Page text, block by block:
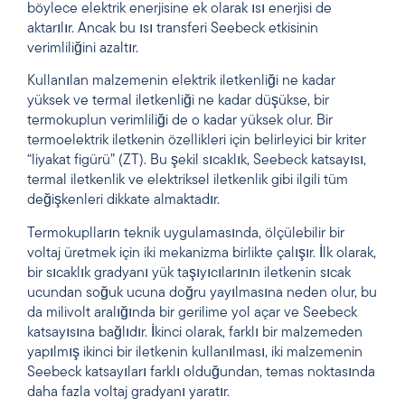
böylece elektrik enerjisine ek olarak ısı enerjisi de
aktarılır. Ancak bu ısı transferi Seebeck etkisinin
verimliliğini azaltır.
Kullanılan malzemenin elektrik iletkenliği ne kadar
yüksek ve termal iletkenliği ne kadar düşükse, bir
termokuplun verimliliği de o kadar yüksek olur. Bir
termoelektrik iletkenin özellikleri için belirleyici bir kriter
“liyakat figürü” (ZT). Bu şekil sıcaklık, Seebeck katsayısı,
termal iletkenlik ve elektriksel iletkenlik gibi ilgili tüm
değişkenleri dikkate almaktadır.
Termokuplların teknik uygulamasında, ölçülebilir bir
voltaj üretmek için iki mekanizma birlikte çalışır. İlk olarak,
bir sıcaklık gradyanı yük taşıyıcılarının iletkenin sıcak
ucundan soğuk ucuna doğru yayılmasına neden olur, bu
da milivolt aralığında bir gerilime yol açar ve Seebeck
katsayısına bağlıdır. İkinci olarak, farklı bir malzemeden
yapılmış ikinci bir iletkenin kullanılması, iki malzemenin
Seebeck katsayıları farklı olduğundan, temas noktasında
daha fazla voltaj gradyanı yaratır.